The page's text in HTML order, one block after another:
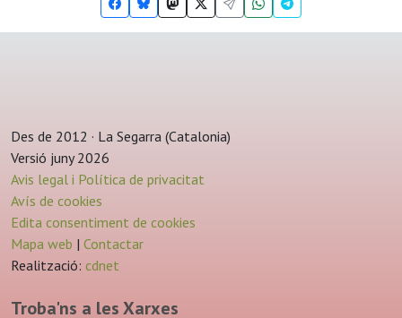
Des de 2012 · La Segarra (Catalonia)
Versió juny 2026
Avis legal i Política de privacitat
Avís de cookies
Edita consentiment de cookies
Mapa web | Contactar
Realització: cdnet
Troba'ns a les Xarxes